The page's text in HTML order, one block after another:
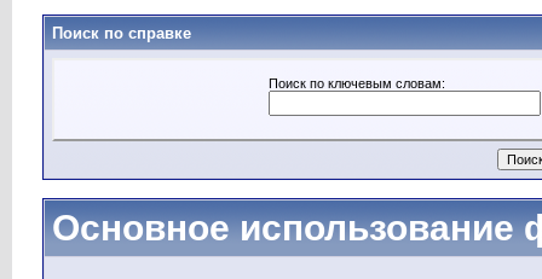
Поиск по справке
Поиск по ключевым словам:
Основное использование